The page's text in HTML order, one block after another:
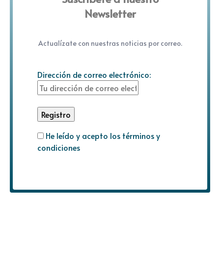
Newsletter
Actualízate con nuestras noticias por correo.
Dirección de correo electrónico:
He leído y acepto los términos y
condiciones